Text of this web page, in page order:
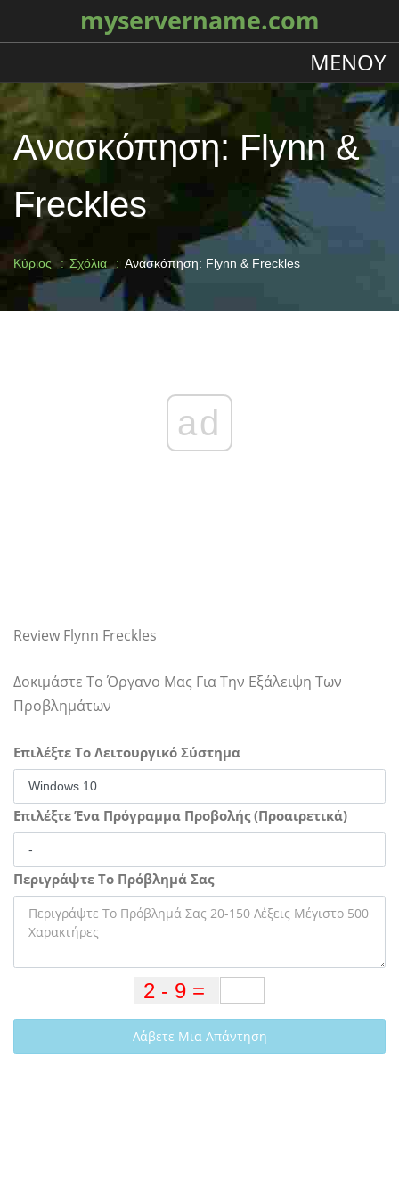
myservername.com
ΜΕΝΟΎ
Ανασκόπηση: Flynn &
Freckles
Κύριος Σχόλια Ανασκόπηση: Flynn & Freckles
ad
Review Flynn Freckles
Δοκιμάστε Το Όργανο Μας Για Την Εξάλειψη Των
Προβλημάτων
Επιλέξτε Το Λειτουργικό Σύστημα
Επιλέξτε Ένα Πρόγραμμα Προβολής (Προαιρετικά)
Περιγράψτε Το Πρόβλημά Σας
Λάβετε Μια Απάντηση